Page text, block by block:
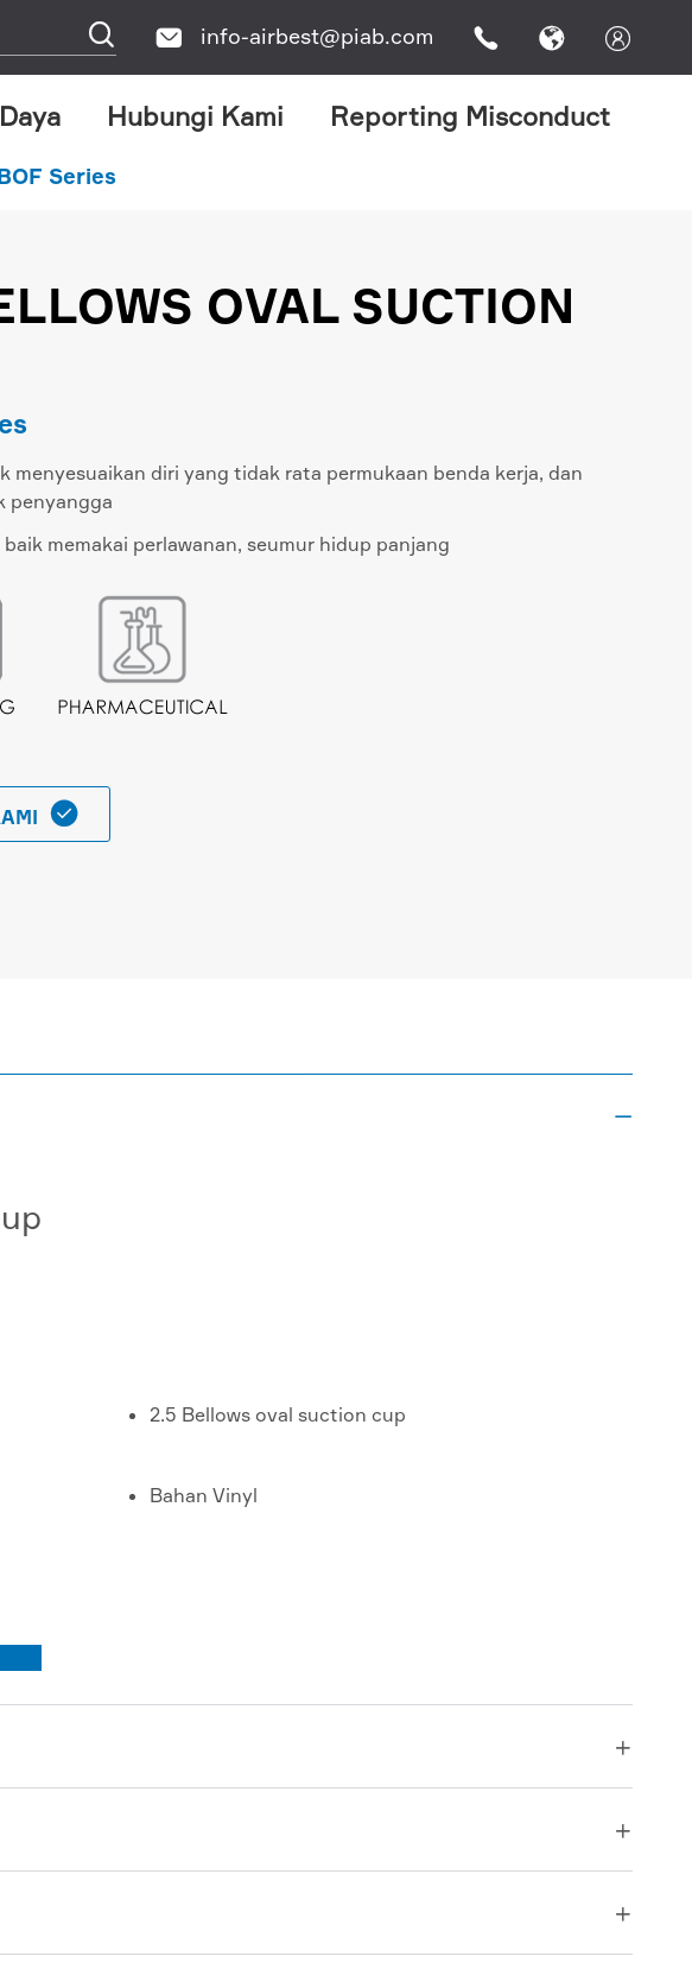
  info-airbest@piab.com   
Hubungi Kami Reporting Misconduct
Series
OVAL SUCTION
menyesuaikan diri yang tidak rata permukaan benda kerja, dan
penyangga
baik memakai perlawanan, seumur hidup panjang


2.5 Bellows oval suction cup
Bahan Vinyl


